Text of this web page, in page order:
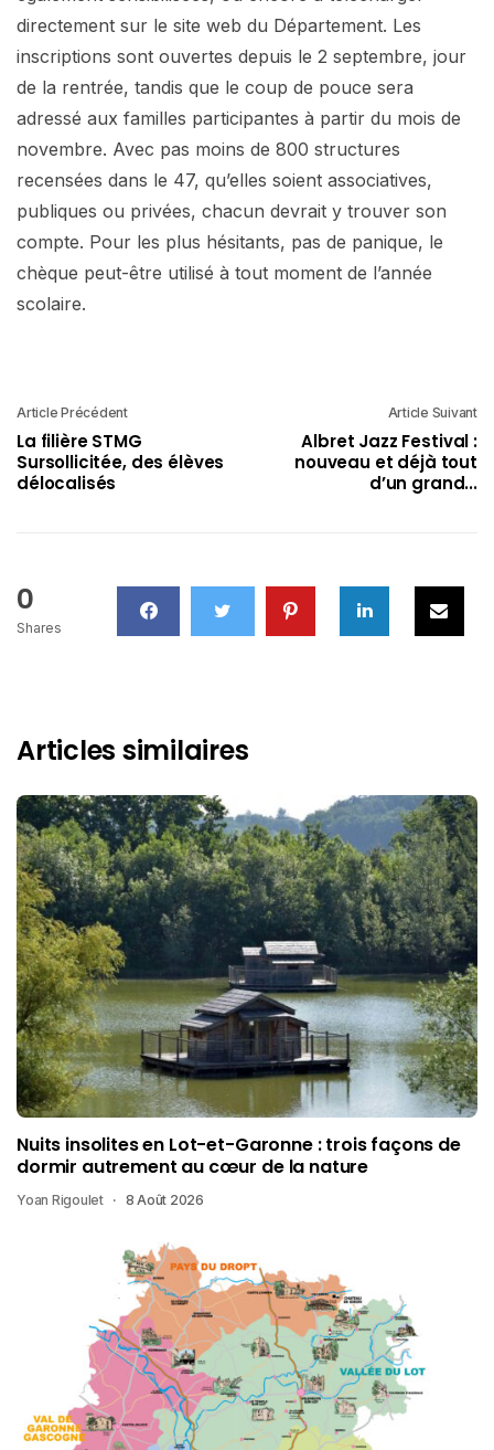
directement sur le site web du Département. Les
inscriptions sont ouvertes depuis le 2 septembre, jour
de la rentrée, tandis que le coup de pouce sera
adressé aux familles participantes à partir du mois de
novembre. Avec pas moins de 800 structures
recensées dans le 47, qu’elles soient associatives,
publiques ou privées, chacun devrait y trouver son
compte. Pour les plus hésitants, pas de panique, le
chèque peut-être utilisé à tout moment de l’année
scolaire.
Article Précédent
La filière STMG
Sursollicitée, des élèves
délocalisés
Article Suivant
Albret Jazz Festival :
nouveau et déjà tout
d’un grand...
0
Shares
Articles similaires
Nuits insolites en Lot-et-Garonne : trois façons de
dormir autrement au cœur de la nature
Yoan Rigoulet 8 Août 2026